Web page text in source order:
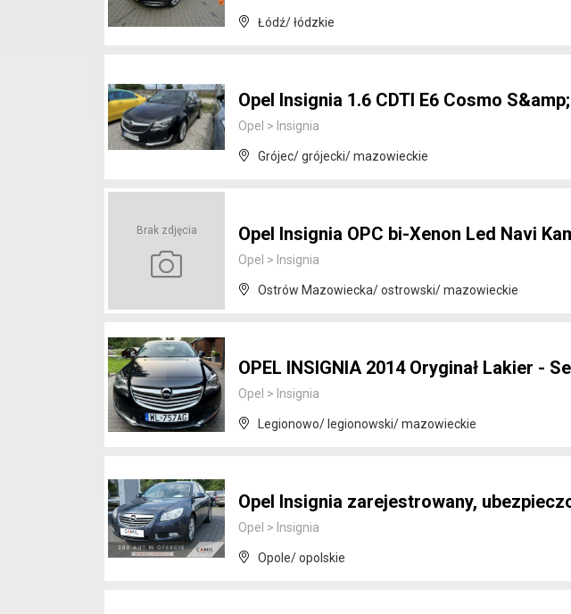
Łódź/ łódzkie
Opel Insignia 1.6 CDTI E6 Cosmo
Opel > Insignia
Grójec/ grójecki/ mazowieckie
Brak zdjęcia Opel Insignia OPC bi-Xenon Led Navi
Opel > Insignia
Ostrów Mazowiecka/ ostrowski/ mazowieckie
OPEL INSIGNIA 2014 Oryginał Lakier -
Opel > Insignia
Legionowo/ legionowski/ mazowieckie
Opel Insignia zarejestrowany,
Opel > Insignia
Opole/ opolskie